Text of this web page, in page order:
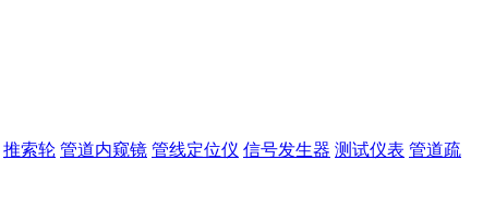
推索轮 管道内窥镜 管线定位仪 信号发生器 测试仪表 管道疏